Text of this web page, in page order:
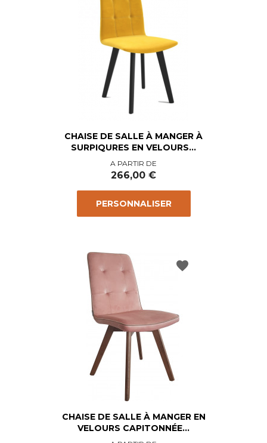
CHAISE DE SALLE À MANGER À
SURPIQURES EN VELOURS...
Prix
A PARTIR DE
266,00 €
PERSONNALISER
CHAISE DE SALLE À MANGER EN
VELOURS CAPITONNÉE...
favorite